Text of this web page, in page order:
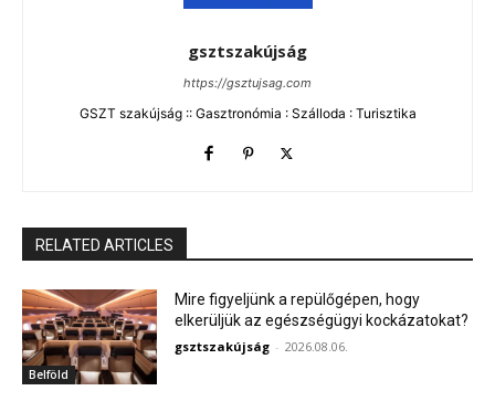
gsztszakújság
https://gsztujsag.com
GSZT szakújság :: Gasztronómia : Szálloda : Turisztika
RELATED ARTICLES
Belföld
Mire figyeljünk a repülőgépen, hogy
elkerüljük az egészségügyi kockázatokat?
gsztszakújság - 2026.08.06.